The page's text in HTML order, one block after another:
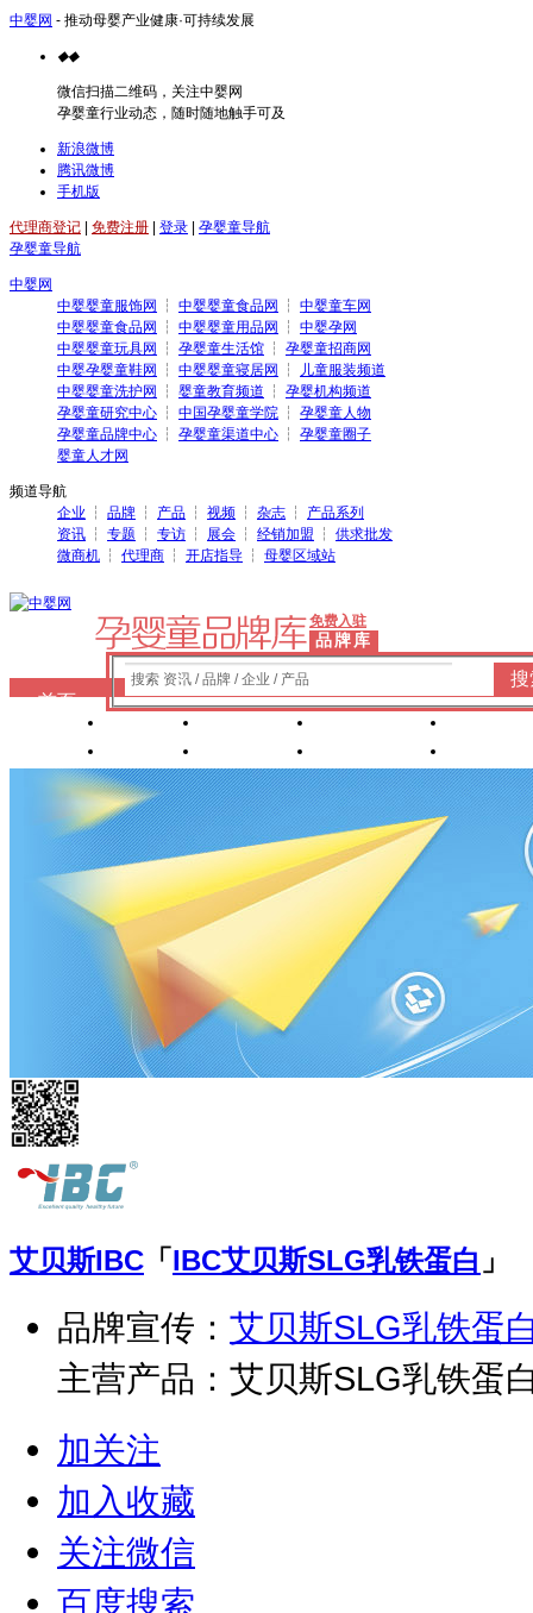
中婴网 - 推动母婴产业健康·可持续发展
◆◆
微信扫描二维码，关注中婴网
孕婴童行业动态，随时随地触手可及
新浪微博
腾讯微博
手机版
代理商登记 免费注册 登录
孕婴童导航
孕婴童导航
中婴网
中婴婴童服饰网
┆ 中婴婴童食品网 ┆ 中婴童车网
中婴婴童食品网
┆ 中婴婴童用品网 ┆ 中婴孕网
中婴婴童玩具网
┆ 孕婴童生活馆 ┆ 孕婴童招商网
中婴孕婴童鞋网
┆ 中婴婴童寝居网 ┆
儿童服装频道
中婴婴童洗护网
┆ 婴童教育频道 ┆ 孕婴机构频道
孕婴童研究中心 ┆ 中国孕婴童学院 ┆ 孕婴童人物
孕婴童品牌中心 ┆ 孕婴童渠道中心 ┆ 孕婴童圈子
婴童人才网
频道导航
企业 ┆ 品牌 ┆ 产品 ┆ 视频 ┆ 杂志 ┆ 产品系列
资讯 ┆ 专题 ┆ 专访 ┆ 展会 ┆ 经销加盟 ┆ 供求批发
微商机 ┆ 代理商 ┆ 开店指导 ┆ 母婴区域站
免费入驻
品牌库
搜索 资讯 / 品牌 / 企业 / 产品
搜
首页
艾贝斯IBC 「IBC艾贝斯SLG乳铁蛋白 」
品牌宣传： 艾贝斯SLG乳铁蛋
主营产品：艾贝斯SLG乳铁蛋
骨木莓、艾贝斯乳铁蛋白调制
氨酸凝胶糖果、艾贝斯 蘑菇
艾贝斯葡萄糖酸锌固体饮料。
加关注
加入收藏
关注微信
百度搜索